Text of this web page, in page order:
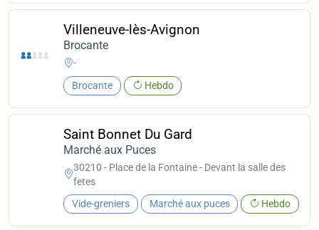
Villeneuve-lès-Avignon
Brocante
-
Brocante Hebdo
Saint Bonnet Du Gard
Marché aux Puces
30210 - Place de la Fontaine - Devant la salle des
fetes
Vide-greniers Marché aux puces Hebdo